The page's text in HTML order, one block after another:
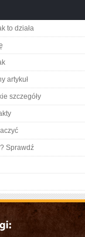
to działa
artykuł
szczegóły
Sprawdź